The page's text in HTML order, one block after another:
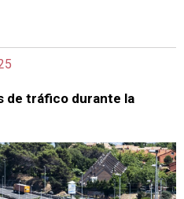
de tráfico durante la